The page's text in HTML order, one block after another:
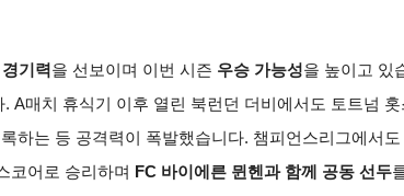
기력을 선보이며 이번 시즌 우승 가능성을 높이고 있
. A매치 휴식기 이후 열린 북런던 더비에서도 토트넘
하는 등 공격력이 폭발했습니다. 챔피언스리그에서
코어로 승리하며
FC 바이에른 뮌헨과 함께 공동 선두